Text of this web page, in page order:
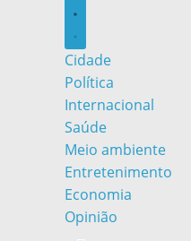
Cidade
Política
Internacional
Saúde
Meio ambiente
Entretenimento
Economia
Opinião